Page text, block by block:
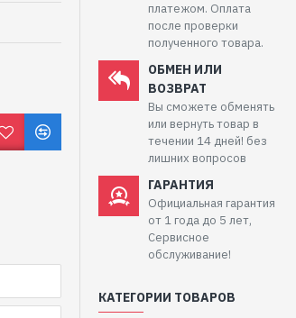
платежом. Оплата
после проверки
полученного товара.
ОБМЕН ИЛИ
ВОЗВРАТ
Вы сможете обменять
или вернуть товар в
течении 14 дней! без
лишних вопросов
ГАРАНТИЯ
Официальная гарантия
от 1 года до 5 лет,
Сервисное
обслуживание!
КАТЕГОРИИ ТОВАРОВ